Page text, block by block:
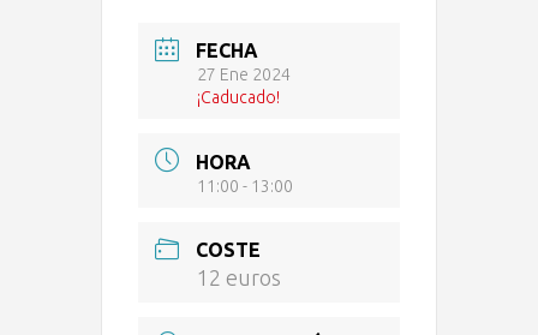
FECHA
27 Ene 2024
¡Caducado!
HORA
11:00 - 13:00
COSTE
12 euros